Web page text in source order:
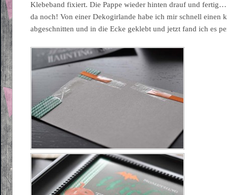
Klebeband fixiert. Die Pappe wieder hinten drauf und
da noch! Von einer Dekogirlande habe ich mir schnell einen
abgeschnitten und in die Ecke geklebt und jetzt fand ich es